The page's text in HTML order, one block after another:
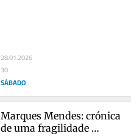
28.01.2026
30
SÁBADO
Marques Mendes: crónica
de uma fragilidade